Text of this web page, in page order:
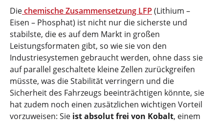
Diechemische Zusammensetzung LFP (Lithium –
Eisen – Phosphat) ist nicht nur die sicherste und
stabilste, die es auf dem Markt in großen
Leistungsformaten gibt, so wie sie von den
Industriesystemen gebraucht werden, ohne dass sie
auf parallel geschaltete kleine Zellen zurückgreifen
müsste, was die Stabilität verringern und die
Sicherheit des Fahrzeugs beeinträchtigen könnte, sie
hat zudem noch einen zusätzlichen wichtigen Vorteil
vorzuweisen: Sie ist absolut frei von Kobalt, einem